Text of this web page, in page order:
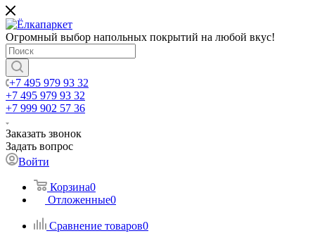
Огромный выбор напольных покрытий на любой вкус!
+7 495 979 93 32
+7 495 979 93 32
+7 999 902 57 36
Заказать звонок
Задать вопрос
Войти
Корзина0
Отложенные0
Сравнение товаров0